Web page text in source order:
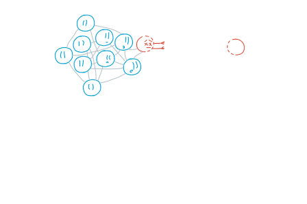
6 min read